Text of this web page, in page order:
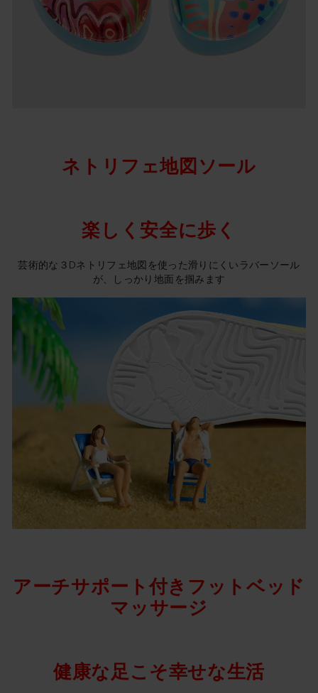
ネトリフェ地図ソール
楽しく安全に歩く
芸術的な３Dネトリフェ地図を使った滑りにくいラバーソール
が、しっかり地面を掴みます
アーチサポート付きフットベッド
マッサージ
健康な足こそ幸せな生活